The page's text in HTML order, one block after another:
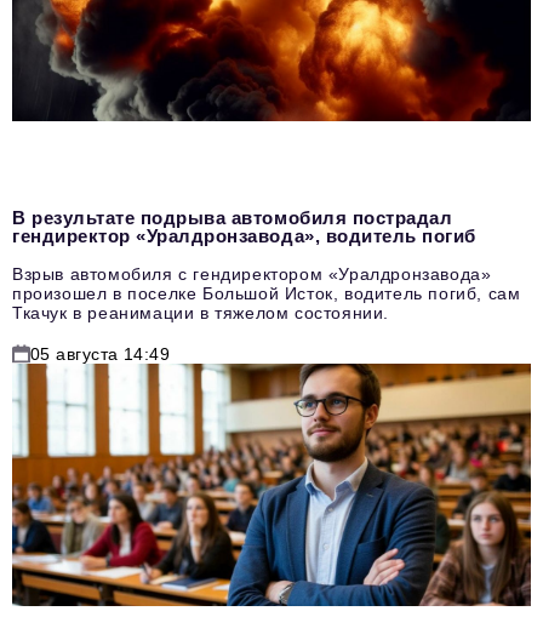
В результате подрыва автомобиля пострадал
гендиректор «Уралдронзавода», водитель погиб
Взрыв автомобиля с гендиректором «Уралдронзавода»
произошел в поселке Большой Исток, водитель погиб, сам
Ткачук в реанимации в тяжелом состоянии.
05 августа 14:49